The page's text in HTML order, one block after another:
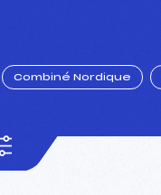
Combiné Nordique